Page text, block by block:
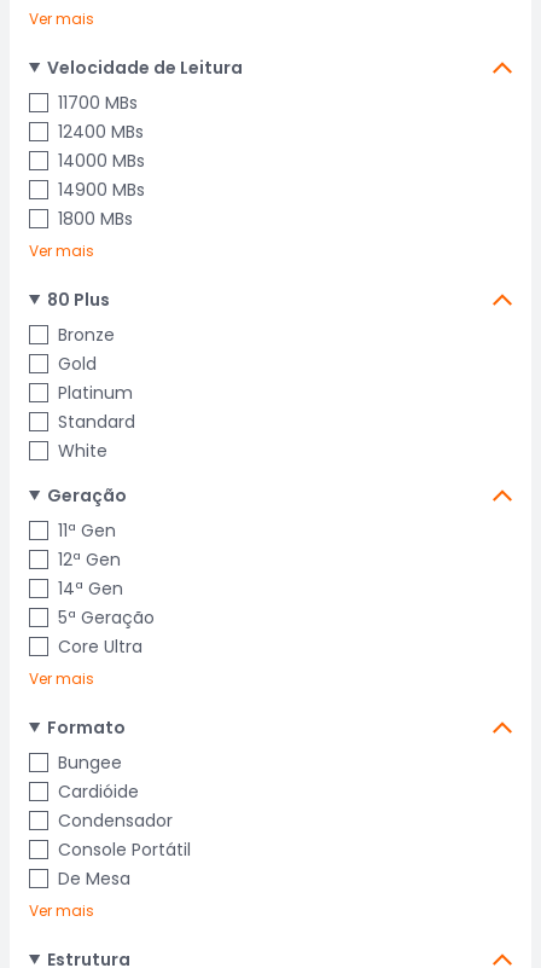
Ver mais
Velocidade de Leitura
11700 MBs
12400 MBs
14000 MBs
14900 MBs
1800 MBs
Ver mais
80 Plus
Bronze
Gold
Platinum
Standard
White
Geração
11ª Gen
12ª Gen
14ª Gen
5ª Geração
Core Ultra
Ver mais
Formato
Bungee
Cardióide
Condensador
Console Portátil
De Mesa
Ver mais
Estrutura